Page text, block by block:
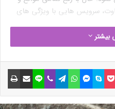
سرویس هایی با ویژگی های
هاست آلمان میزبان
های ذکر شده بصورت کامل در
وجود ندارند! در واقع به این
بیشتر
پاکت اسکایپ مسنجر واتس آپ تلگرام وایبر لاین اشتراک گذاری با ایمیل